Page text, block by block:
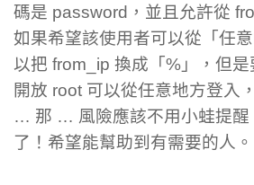
碼是 password，並且允許從
如果希望該使用者可以從「任
以把 from_ip 換成「%」，但
開放 root 可以從任意地方登入
… 那 … 風險應該不用小蛙提醒
了！希望能幫助到有需要的人。